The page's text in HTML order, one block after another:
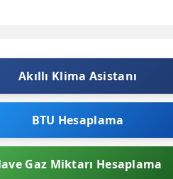
Akıllı Klima Asistanı
BTU Hesaplama
Gaz Miktarı Hesaplama